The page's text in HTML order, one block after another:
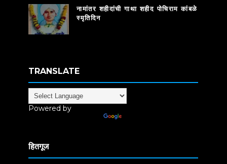
नामांतर शहीदांची गाथा शहीद पोचिराम कांबळे
स्मृतिदिन
TRANSLATE
Powered by
हितगूज